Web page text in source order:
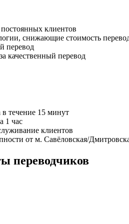
клиентов
снижающие стоимость
перевод
качественный перевод
течение 15 минут
1 час
клиентов
от м. Савёловская/
переводчиков